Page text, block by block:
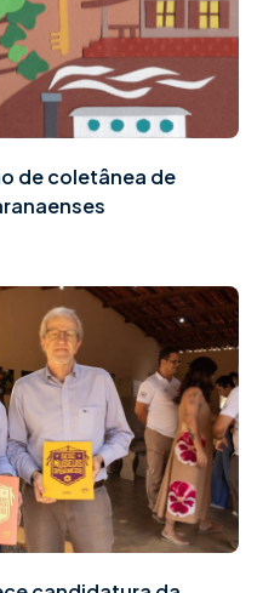
de coletânea de